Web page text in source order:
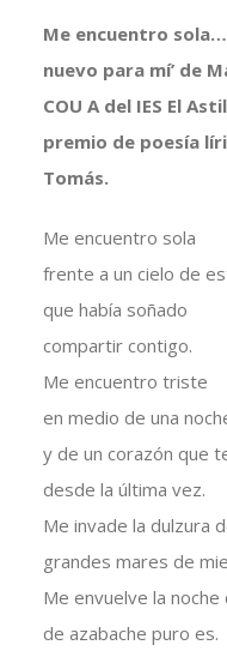
Me encuentro sola…
nuevo para mí’ de
COU A del IES El
premio de poesía
Tomás.
Me encuentro sola
frente a un cielo de
que había soñado
compartir contigo.
Me encuentro triste
en medio de una
y de un corazón que
desde la última vez.
Me invade la dulzura
grandes mares de
Me envuelve la noche
de azabache puro es.